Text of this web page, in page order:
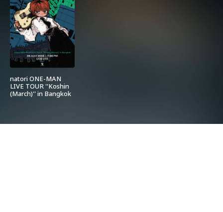
natori ONE-MAN
LIVE TOUR ''Koshin
(March)'' in Bangkok